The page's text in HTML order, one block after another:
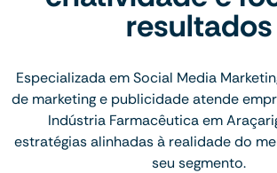
resultados
Especializada em Social Media
de marketing e publicidade atende
Indústria Farmacêutica em
estratégias alinhadas à realidade do
seu segmento.